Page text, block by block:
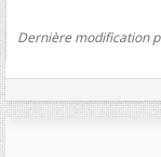
Dernière modification